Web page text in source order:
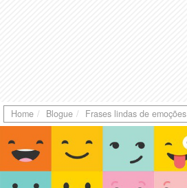
Home Blogue Frases lindas de emoções